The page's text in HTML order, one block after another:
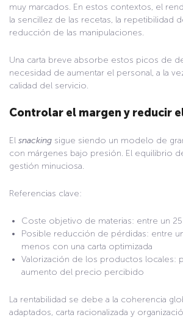
muy marcados. En estos contextos, el
la sencillez de las recetas, la repetibilidad
reducción de las manipulaciones.
Una carta breve absorbe estos picos de
necesidad de aumentar el personal, a la
calidad del servicio.
Controlar el margen y reducir
El snacking sigue siendo un modelo de
con márgenes bajo presión. El equilibrio
gestión minuciosa.
Referencias clave:
Coste objetivo de materias: entre un 25
Posible reducción de pérdidas: entre
menos con una carta optimizada
Valorización de los productos locales:
aumento del precio percibido
La rentabilidad se debe a la coherencia
adaptados, carta racionalizada y